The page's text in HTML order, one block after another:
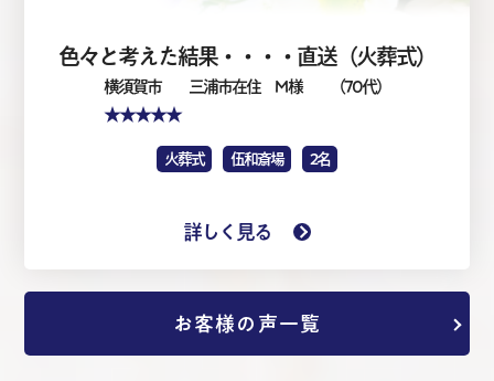
色々と考えた結果・・・・直送（火葬式）
横須賀市 三浦市在住 M 様 （70代）
★★★★★
火葬式 伍和斎場 2名
詳しく見る
お客様の声一覧